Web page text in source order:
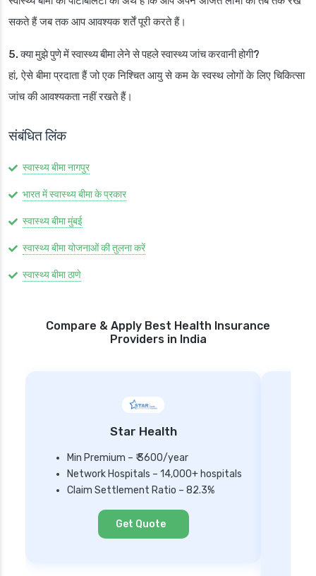
सकते हैं जब तक आप आवश्यक शर्तें पूरी करते हैं।
5. क्या मुझे पुणे में स्वास्थ्य बीमा लेने से पहले स्वास्थ्य जांच करवानी होगी?
हां, ऐसे बीमा प्रदाता हैं जो एक निश्चित आयु से कम के स्वस्थ लोगों के लिए चिकित्सा
जांच की आवश्यकता नहीं रखते हैं।
संबंधित लिंक
स्वास्थ्य बीमा नागपुर
भारत में स्वास्थ्य बीमा के प्रकार
स्वास्थ्य बीमा मुंबई
स्वास्थ्य बीमा योजनाओं की तुलना करें
स्वास्थ्य बीमा ठाणे
Compare & Apply Best Health Insurance
Providers in India
Star Health
Min Premium – ₹ 3600/year
Network Hospitals – 14,000+ hospitals
Claim Settlement Ratio – 82.3%
Get Quote